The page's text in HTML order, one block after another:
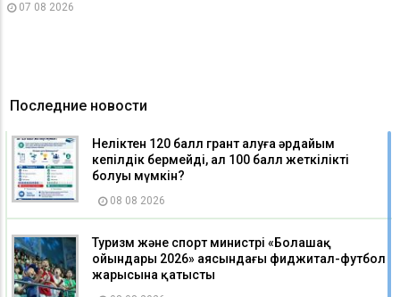
07 08 2026
Последние новости
Неліктен 120 балл грант алуға әрдайым
кепілдік бермейді, ал 100 балл жеткілікті
болуы мүмкін?
08 08 2026
Туризм және спорт министрі «Болашақ
ойындары 2026» аясындағы фиджитал-футбол
жарысына қатысты